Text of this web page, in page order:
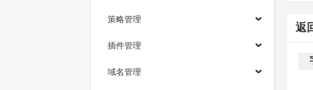
策略管理
插件管理
域名管理
返